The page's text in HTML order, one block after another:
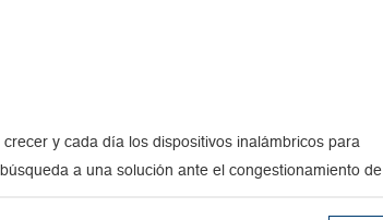
y cada día los dispositivos inalámbricos para
a una solución ante el congestionamiento de